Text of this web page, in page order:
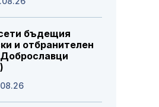
бъдещия
и отбранителен